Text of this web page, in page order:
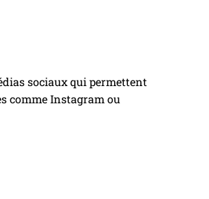
sociaux qui permettent
comme Instagram ou